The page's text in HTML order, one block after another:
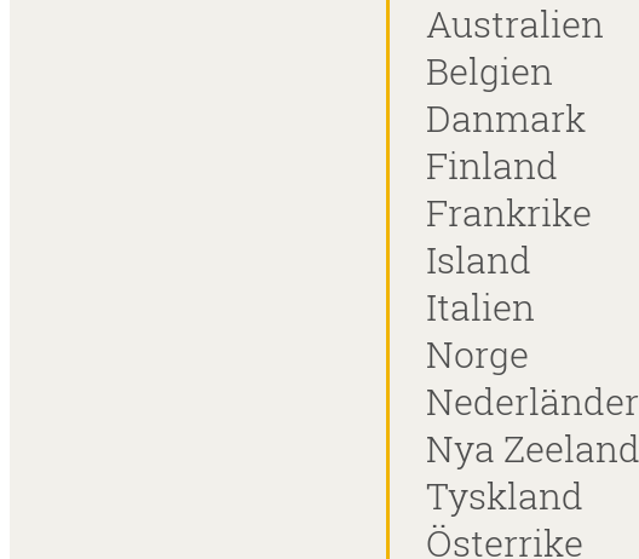
Australien
Belgien
Danmark
Finland
Frankrike
Island
Italien
Norge
Nya Zeeland
Tyskland
Österrike